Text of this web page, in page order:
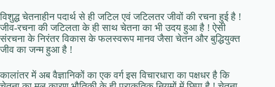
विशुद्ध चेतनाहीन पदार्थ से ही जटिल एवं जटिलतर जीवों की रचना हुई है !
जीव-रचना की जटिलता के ही साथ चेतना का भी उदय हुआ है ! ऐसी
संरचना के निरंतर विकास के फलस्वरूप मानव जैसा चेतन और बुद्धियुक्त
जीव का जन्म हुआ है !
कालांतर में अब वैज्ञानिकों का एक वर्ग इस विचारधारा का पक्षधर है कि